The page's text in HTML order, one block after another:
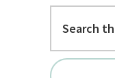
συνεδρίες
website